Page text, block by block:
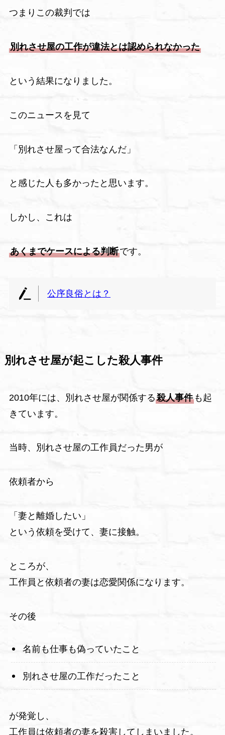
つまりこの裁判では
別れさせ屋の工作が違法とは認められなかった
という結果になりました。
このニュースを見て
「別れさせ屋って合法なんだ」
と感じた人も多かったと思います。
しかし、これは
あくまでケースによる判断です。
公序良俗とは？
別れさせ屋が起こした殺人事件
2010年には、別れさせ屋が関係する殺人事件も起
きています。
当時、別れさせ屋の工作員だった男が
依頼者から
「妻と離婚したい」
という依頼を受けて、妻に接触。
ところが、
工作員と依頼者の妻は恋愛関係になります。
その後
名前も仕事も偽っていたこと
別れさせ屋の工作だったこと
が発覚し、
工作員は依頼者の妻を殺害してしまいました。